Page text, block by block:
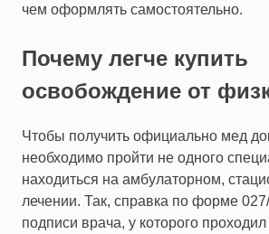
чем оформлять самостоятельно.
Почему легче купить
освобождение от
Чтобы получить официально мед
необходимо пройти не одного
находиться на амбулаторном,
лечении. Так, справка по форме
подписи врача, у которого